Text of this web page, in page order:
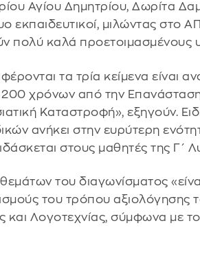
Αγίου Δημητρίου, Δωρίτα
εκπαιδευτικοί, μιλώντας στο
πολύ καλά προετοιμασμένους
τα τρία κείμενα είναι
χρόνων από την Επανάσταση
Καταστροφή», εξηγούν.
ανήκει στην ευρύτερη
στους μαθητές της Γ΄
του διαγωνίσματος
του τρόπου αξιολόγησης
και Λογοτεχνίας, σύμφωνα με